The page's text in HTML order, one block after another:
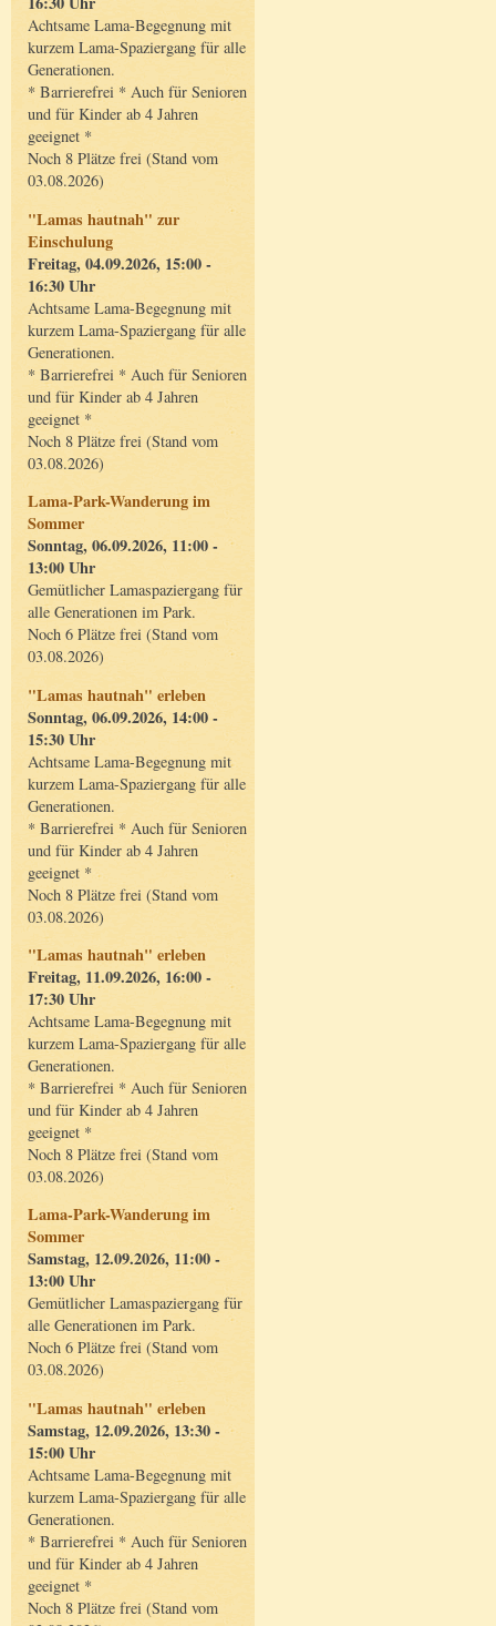
Achtsame Lama-Begegnung mit
kurzem Lama-Spaziergang für alle
Generationen.
* Barrierefrei * Auch für Senioren
und für Kinder ab 4 Jahren
geeignet *
Noch 8 Plätze frei (Stand vom
03.08.2026)
"Lamas hautnah" zur
Einschulung
Freitag, 04.09.2026, 15:00 -
16:30 Uhr
Achtsame Lama-Begegnung mit
kurzem Lama-Spaziergang für alle
Generationen.
* Barrierefrei * Auch für Senioren
und für Kinder ab 4 Jahren
geeignet *
Noch 8 Plätze frei (Stand vom
03.08.2026)
Lama-Park-Wanderung im
Sommer
Sonntag, 06.09.2026, 11:00 -
13:00 Uhr
Gemütlicher Lamaspaziergang für
alle Generationen im Park.
Noch 6 Plätze frei (Stand vom
03.08.2026)
"Lamas hautnah" erleben
Sonntag, 06.09.2026, 14:00 -
15:30 Uhr
Achtsame Lama-Begegnung mit
kurzem Lama-Spaziergang für alle
Generationen.
* Barrierefrei * Auch für Senioren
und für Kinder ab 4 Jahren
geeignet *
Noch 8 Plätze frei (Stand vom
03.08.2026)
"Lamas hautnah" erleben
Freitag, 11.09.2026, 16:00 -
17:30 Uhr
Achtsame Lama-Begegnung mit
kurzem Lama-Spaziergang für alle
Generationen.
* Barrierefrei * Auch für Senioren
und für Kinder ab 4 Jahren
geeignet *
Noch 8 Plätze frei (Stand vom
03.08.2026)
Lama-Park-Wanderung im
Sommer
Samstag, 12.09.2026, 11:00 -
13:00 Uhr
Gemütlicher Lamaspaziergang für
alle Generationen im Park.
Noch 6 Plätze frei (Stand vom
03.08.2026)
"Lamas hautnah" erleben
Samstag, 12.09.2026, 13:30 -
15:00 Uhr
Achtsame Lama-Begegnung mit
kurzem Lama-Spaziergang für alle
Generationen.
* Barrierefrei * Auch für Senioren
und für Kinder ab 4 Jahren
geeignet *
Noch 8 Plätze frei (Stand vom